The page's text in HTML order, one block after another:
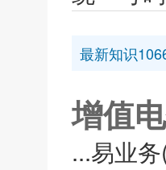
最新知识
增值
...易业